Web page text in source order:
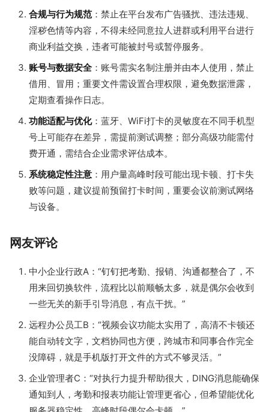
合规与行为规范：禁止在平台发布广告骚扰、违法违规、
淫秽色情等内容，不得未经同意拉人进群或利用平台进行
商业利益交换，违者可能被封号或暂停服务。
账号与数据安全：账号需实名制注册并由本人使用，禁止
借用、冒用；重要文件需设置合理权限，避免数据泄露，
定期查看操作日志。
功能适配与优化：蓝牙、WiFi打卡的灵敏度在不同手机型
号上可能存在差异，需提前测试调整；部分高级功能需付
费开通，需结合企业需求评估成本。
系统稳定性注意 ：用户量高峰时段可能出现卡顿、打卡失
败等问题，建议提前预留打卡时间，重要会议前测试网络
与设备。
网友评论
中小企业行政A：“钉钉把考勤、报销、沟通都整合了，不
用来回切换软件，流程比以前顺畅太多，就是偶尔会收到
一些无关的新手引导消息，有点干扰。”
远程办公员工B：“视频会议功能太实用了，高清不卡顿还
能自动转文字，文档协同也方便，跨城市和同事合作完全
没障碍，就是手机版打开文件的方式不够灵活。”
企业管理者C：“对执行力提升帮助很大，DING消息能确保
通知到人，考勤和报表功能让管理更省心，但希望能优化